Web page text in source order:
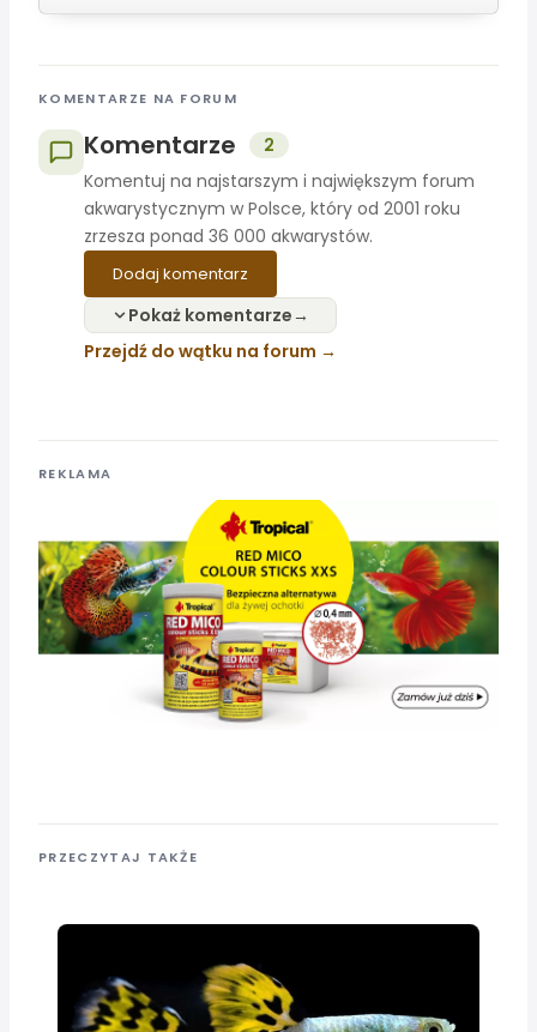
KOMENTARZE NA FORUM
Komentarze
2
Komentuj na najstarszym i największym forum
akwarystycznym w Polsce, który od 2001 roku
zrzesza ponad 36 000 akwarystów.
Dodaj komentarz
Pokaż komentarze
Przejdź do wątku na forum
REKLAMA
PRZECZYTAJ TAKŻE